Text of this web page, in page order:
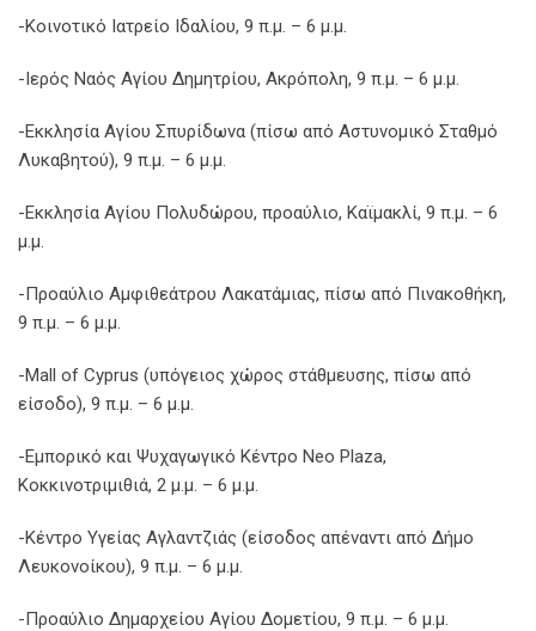
-Κοινοτικό Ιατρείο Ιδαλίου, 9 π.μ. – 6 μ.μ.
-Ιερός Ναός Αγίου Δημητρίου, Ακρόπολη, 9 π.μ. – 6 μ.μ.
-Εκκλησία Αγίου Σπυρίδωνα (πίσω από Αστυνομικό Σταθμό
Λυκαβητού), 9 π.μ. – 6 μ.μ.
-Εκκλησία Αγίου Πολυδώρου, προαύλιο, Καϊμακλί, 9 π.μ. – 6
μ.μ.
-Προαύλιο Αμφιθεάτρου Λακατάμιας, πίσω από Πινακοθήκη,
9 π.μ. – 6 μ.μ.
-Mall of Cyprus (υπόγειος χώρος στάθμευσης, πίσω από
είσοδο), 9 π.μ. – 6 μ.μ.
-Εμπορικό και Ψυχαγωγικό Κέντρο Neo Plaza,
Κοκκινοτριμιθιά, 2 μ.μ. – 6 μ.μ.
-Κέντρο Υγείας Αγλαντζιάς (είσοδος απέναντι από Δήμο
Λευκονοίκου), 9 π.μ. – 6 μ.μ.
-Προαύλιο Δημαρχείου Αγίου Δομετίου, 9 π.μ. – 6 μ.μ.